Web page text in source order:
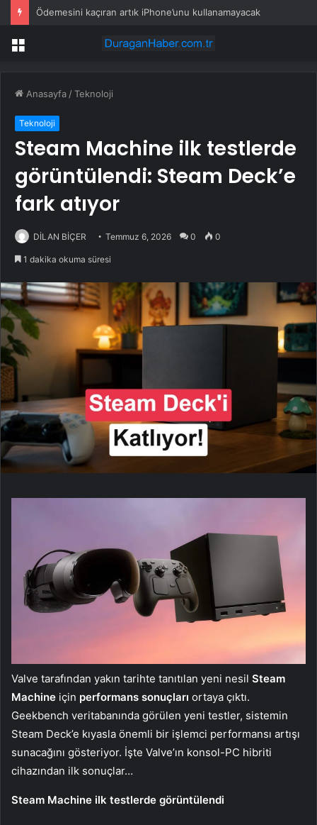
Ödemesini kaçıran artık iPhone’unu kullanamayacak
Menü
Anasayfa /Teknoloji
Teknoloji
Steam Machine ilk testlerde
görüntülendi: Steam Deck’e
fark atıyor
DİLAN BİÇER Temmuz 6, 2026 0 0
1 dakika okuma süresi
Valve tarafından yakın tarihte tanıtılan yeni nesil Steam
Machine için performans sonuçları ortaya çıktı.
Geekbench veritabanında görülen yeni testler, sistemin
Steam Deck’e kıyasla önemli bir işlemci performansı artışı
sunacağını gösteriyor. İşte Valve’ın konsol-PC hibriti
cihazından ilk sonuçlar…
Steam Machine ilk testlerde görüntülendi